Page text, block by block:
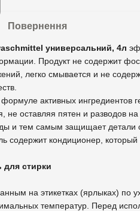
Повернення
универсальний, 4л
Продукт не содержит
легко смывается и не
активных ингредиентов
не оставляя пятен и разводов
и тем самым защищает
содержит кондиционер, который
для стирки
на этикетках (ярлыках) по
температур. Перед